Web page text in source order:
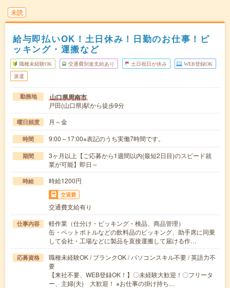
未読
給与即払いOK！土日休み！日勤のお仕事！ピ
ッキング・運搬など
職種未経験OK 交通費別途支給あり 土日祝日が休み WEB登録OK
派遣
勤務地 山口県周南市
戸田(山口県)駅から徒歩9分
曜日頻度 月～金
時間 9:00～17:00※表記のうち実働7時間です。
期間
3ヶ月以上【ご応募から1週間以内(最短2日目)のスピード就
業が可能】即日～
時給 時給1200円
交通費
交通費支給有り
仕事内容
軽作業（仕分け・ピッキング・検品、商品管理）
缶・ペットボトルなどの飲料品のピッキング、助手席に同乗
して会社・工場などに製品を直接運搬して届ける作…
応募資格
職種未経験OK / ブランクOK / パソコンスキル不要 / 英語力不
要
【来社不要、WEB登録OK！】〇未経験大歓迎！〇フリータ
ー、主婦(夫) 大歓迎！ ※お仕事の掛け持ち…